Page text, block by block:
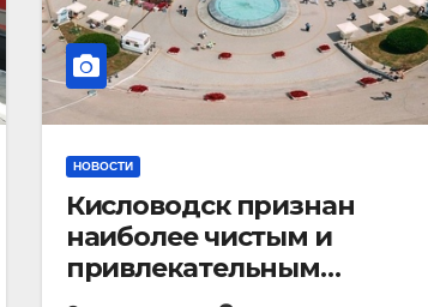
НОВОСТИ
Кисловодск признан
наиболее чистым и
привлекательным
курортным городом в